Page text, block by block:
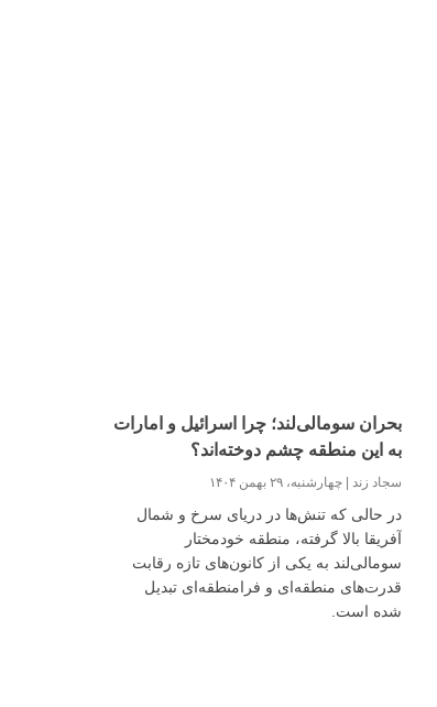
بحران سومالی‌لند؛ چرا اسرائیل و امارات
به این منطقه چشم دوخته‌اند؟
سجاد زند چهارشنبه، ۲۹ بهمن ۱۴۰۴
در حالی که تنش‌ها در دریای سرخ و شمال
آفریقا بالا گرفته، منطقه خودمختار
سومالی‌لند به یکی از کانون‌های تازه رقابت
قدرت‌های منطقه‌ای و فرامنطقه‌ای تبدیل
شده است.